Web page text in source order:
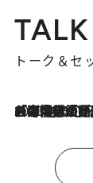
トーク＆セ
2026.8.3
「今後値上げがあるとすれば…」「リスクがあるのは今年の冬」エネルギー専門家が語る、ホルムズ海峡封鎖が家庭に